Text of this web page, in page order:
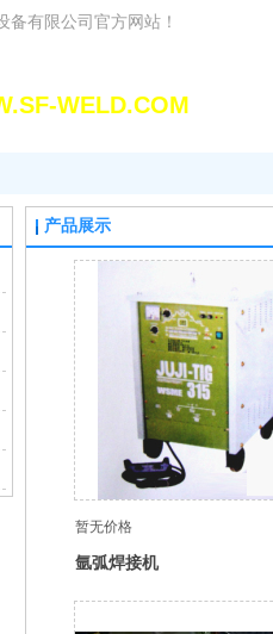
有限公司官方网站！
WELD.COM
产品展示
暂无价格
氩弧焊接机